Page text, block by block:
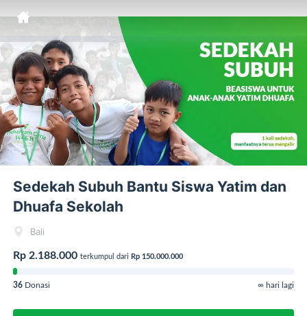
Sedekah Subuh Bantu Siswa Yatim dan
Dhuafa Sekolah
Bali
Rp 2.188.000 terkumpul dari Rp 150.000.000
36 Donasi ∞ hari lagi